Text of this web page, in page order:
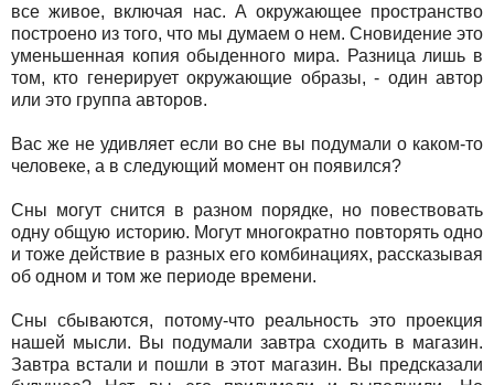
все живое, включая нас. А окружающее пространство
построено из того, что мы думаем о нем. Сновидение это
уменьшенная копия обыденного мира. Разница лишь в
том, кто генерирует окружающие образы, - один автор
или это группа авторов.
Вас же не удивляет если во сне вы подумали о каком-то
человеке, а в следующий момент он появился?
Сны могут снится в разном порядке, но повествовать
одну общую историю. Могут многократно повторять одно
и тоже действие в разных его комбинациях, рассказывая
об одном и том же периоде времени.
Сны сбываются, потому-что реальность это проекция
нашей мысли. Вы подумали завтра сходить в магазин.
Завтра встали и пошли в этот магазин. Вы предсказали